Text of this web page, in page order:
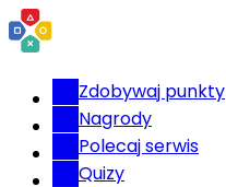
Zdobywaj punkty
Nagrody
Polecaj serwis
Quizy